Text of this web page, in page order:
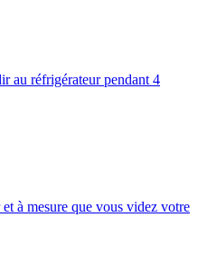
au réfrigérateur pendant 4
à mesure que vous videz votre